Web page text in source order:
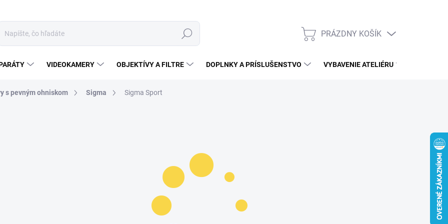
Hľadať
NÁKUPNÝ
PRÁZDNY KOŠÍK
VIDEOKAMERY OBJEKTÍVY A FILTRE DOPLNKY A PRÍSLUŠENSTVO VYBAVENIE ATELIÉRU
s pevným ohniskom Sigma Sigma Sport